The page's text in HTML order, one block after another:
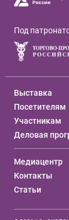
Под
Выставка
Посетителям
Участникам
Деловая
Медиацентр
Контакты
Статьи